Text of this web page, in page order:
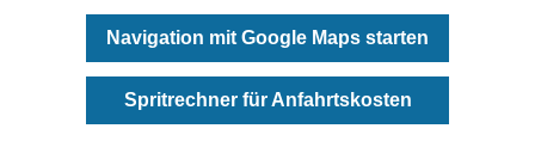
Navigation mit Google Maps starten
Spritrechner für Anfahrtskosten